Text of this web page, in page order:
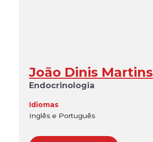
João Dinis Martins
Endocrinologia
Idiomas
Inglês e Português